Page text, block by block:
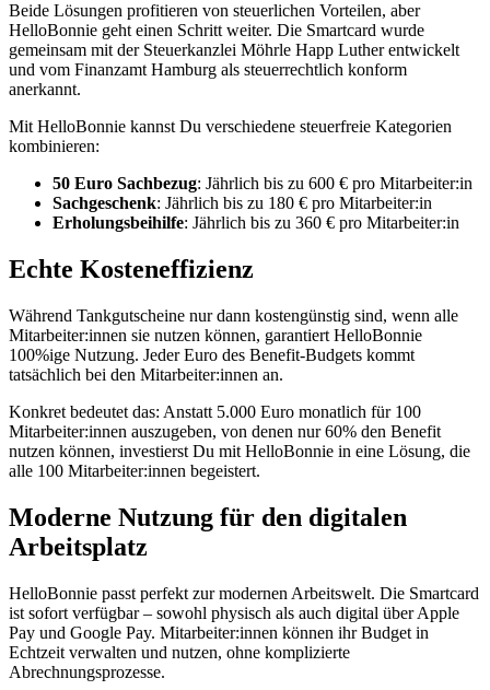
Beide Lösungen profitieren von steuerlichen Vorteilen, aber
HelloBonnie geht einen Schritt weiter. Die Smartcard wurde
gemeinsam mit der Steuerkanzlei Möhrle Happ Luther entwickelt
und vom Finanzamt Hamburg als steuerrechtlich konform
anerkannt.
Mit HelloBonnie kannst Du verschiedene steuerfreie Kategorien
kombinieren:
50 Euro Sachbezug: Jährlich bis zu 600 € pro Mitarbeiter:in
Sachgeschenk: Jährlich bis zu 180 € pro Mitarbeiter:in
Erholungsbeihilfe: Jährlich bis zu 360 € pro Mitarbeiter:in
Echte Kosteneffizienz
Während Tankgutscheine nur dann kostengünstig sind, wenn alle
Mitarbeiter:innen sie nutzen können, garantiert HelloBonnie
100%ige Nutzung. Jeder Euro des Benefit-Budgets kommt
tatsächlich bei den Mitarbeiter:innen an.
Konkret bedeutet das: Anstatt 5.000 Euro monatlich für 100
Mitarbeiter:innen auszugeben, von denen nur 60% den Benefit
nutzen können, investierst Du mit HelloBonnie in eine Lösung, die
alle 100 Mitarbeiter:innen begeistert.
Moderne Nutzung für den digitalen
Arbeitsplatz
HelloBonnie passt perfekt zur modernen Arbeitswelt. Die Smartcard
ist sofort verfügbar – sowohl physisch als auch digital über Apple
Pay und Google Pay. Mitarbeiter:innen können ihr Budget in
Echtzeit verwalten und nutzen, ohne komplizierte
Abrechnungsprozesse.